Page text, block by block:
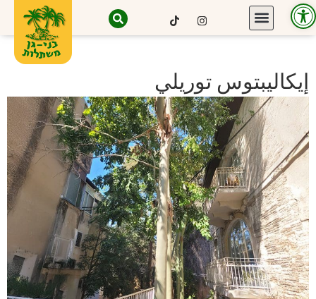
إيكاليبتوس توريلي